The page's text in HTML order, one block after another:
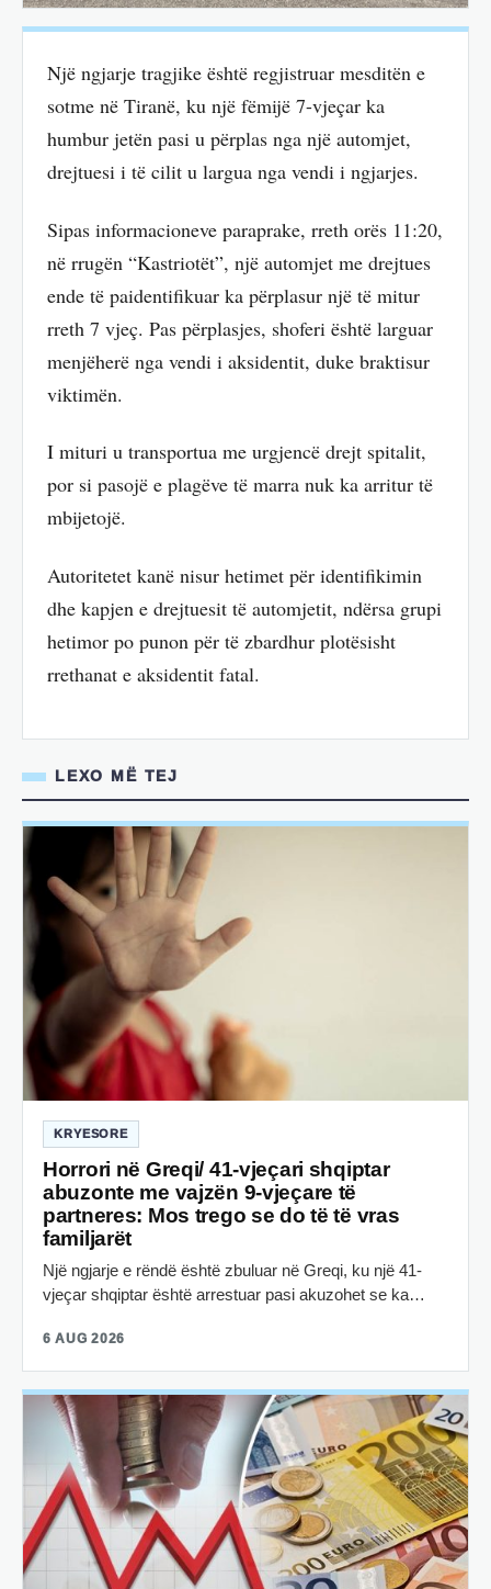
Një ngjarje tragjike është regjistruar mesditën e
sotme në Tiranë, ku një fëmijë 7-vjeçar ka
humbur jetën pasi u përplas nga një automjet,
drejtuesi i të cilit u largua nga vendi i ngjarjes.
Sipas informacioneve paraprake, rreth orës 11:20,
në rrugën “Kastriotët”, një automjet me drejtues
ende të paidentifikuar ka përplasur një të mitur
rreth 7 vjeç. Pas përplasjes, shoferi është larguar
menjëherë nga vendi i aksidentit, duke braktisur
viktimën.
I mituri u transportua me urgjencë drejt spitalit,
por si pasojë e plagëve të marra nuk ka arritur të
mbijetojë.
Autoritetet kanë nisur hetimet për identifikimin
dhe kapjen e drejtuesit të automjetit, ndërsa grupi
hetimor po punon për të zbardhur plotësisht
rrethanat e aksidentit fatal.
LEXO MË TEJ
KRYESORE
Horrori në Greqi/ 41-vjeçari shqiptar
abuzonte me vajzën 9-vjeçare të
partneres: Mos trego se do të të vras
familjarët
Një ngjarje e rëndë është zbuluar në Greqi, ku një 41-
vjeçar shqiptar është arrestuar pasi akuzohet se ka…
6 AUG 2026